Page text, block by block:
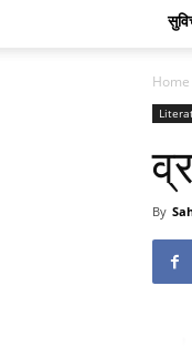
Home
By